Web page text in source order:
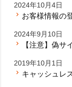
2024年10月4日
お客様情報の
2024年9月10日
【注意】偽サ
2019年10月1日
キャッシュレ